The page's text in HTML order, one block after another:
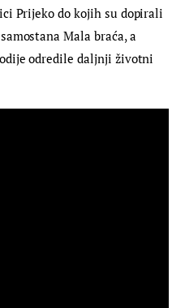
Prijeko do kojih su dopirali
Mala braća, a
odredile daljnji životni